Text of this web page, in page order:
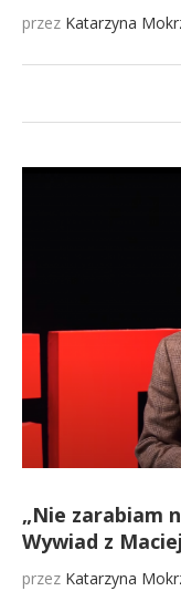
przez Katarzyna
„Nie zarabiam
Wywiad z
przez Katarzyna